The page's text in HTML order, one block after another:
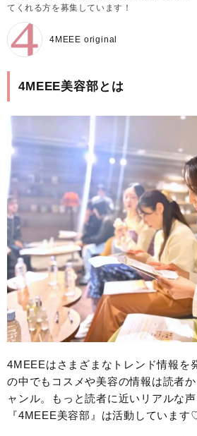
てくれる方を募集しています！
4MEEE original
4MEEE美容部とは
4MEEEはさまざまなトレンド情報を
の中でもコスメや美容の情報は読者
ャンル。もっと読者に近いリアルな
『4MEEE美容部』は活動しています